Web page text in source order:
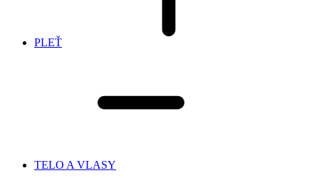
PLEŤ
TELO A VLASY